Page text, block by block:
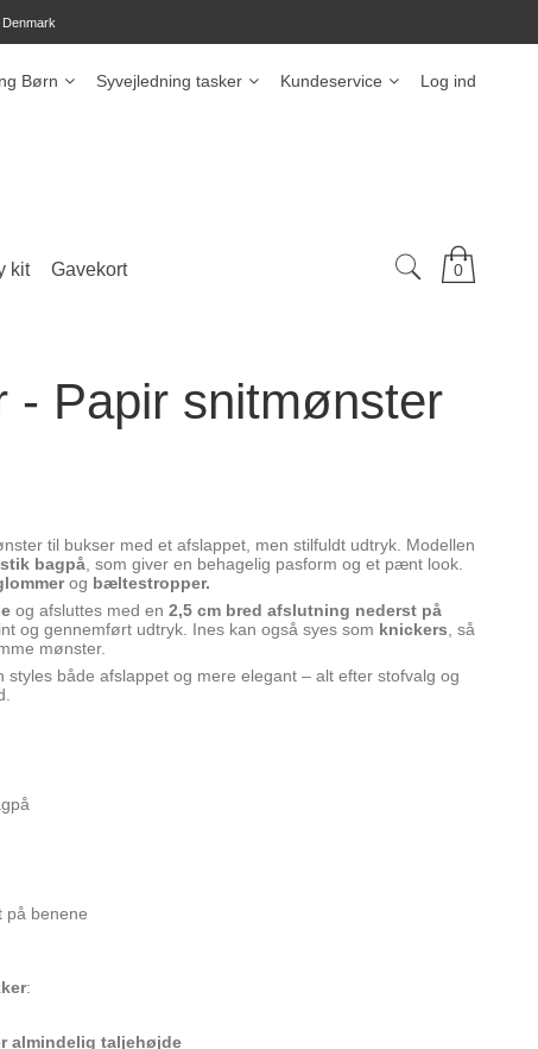
Børn Syvejledning tasker Kundeservice Log ind
0
kit Gavekort
- Papir snitmønster
til bukser med et afslappet, men stilfuldt udtryk. Modellen
bagpå , som giver en behagelig pasform og et pænt look.
og bæltestropper.
og afsluttes med en 2,5 cm bred afslutning nederst på
og gennemført udtryk. Ines kan også syes som knickers , så
mønster.
styles både afslappet og mere elegant – alt efter stofvalg og
på benene
:
almindelig taljehøjde